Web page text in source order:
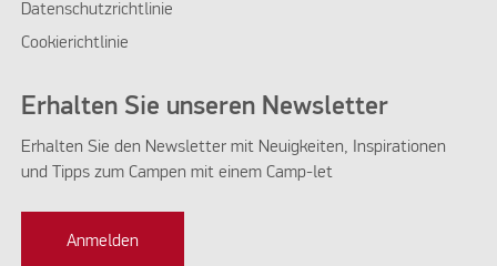
Datenschutzrichtlinie
Cookierichtlinie
Erhalten Sie unseren Newsletter
Erhalten Sie den Newsletter mit Neuigkeiten, Inspirationen
und Tipps zum Campen mit einem Camp-let
Anmelden